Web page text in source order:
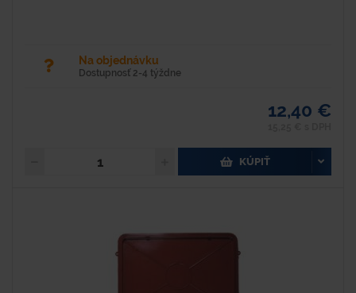
Na objednávku
Dostupnosť 2-4 týždne
12,40 €
KÚPIŤ